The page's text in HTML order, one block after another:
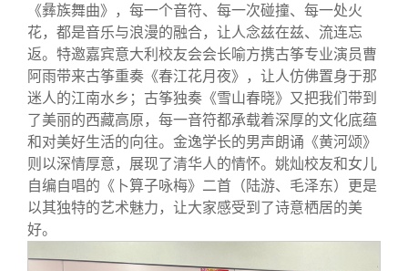
《彝族舞曲》，每一个音符、每一次碰撞、每一处火
花，都是音乐与浪漫的融合，让人念兹在兹、流连忘
返。特邀嘉宾意大利校友会会长喻方携古筝专业演员曹
阿雨带来古筝重奏《春江花月夜》，让人仿佛置身于那
迷人的江南水乡；古筝独奏《雪山春晓》又把我们带到
了美丽的西藏高原，每一音符都承载着深厚的文化底蕴
和对美好生活的向往。金逸学长的男声朗诵《黄河颂》
则以深情厚意，展现了清华人的情怀。姚灿校友和女儿
自编自唱的《卜算子咏梅》二首（陆游、毛泽东）更是
以其独特的艺术魅力，让大家感受到了诗意栖居的美
好。